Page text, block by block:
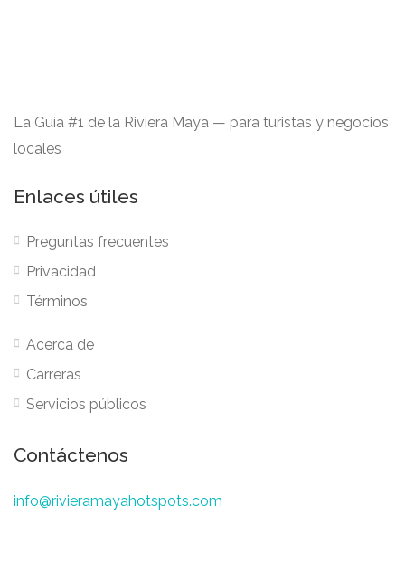
La Guía #1 de la Riviera Maya — para turistas y negocios
locales
Enlaces útiles
Preguntas frecuentes
Privacidad
Términos
Acerca de
Carreras
Servicios públicos
Contáctenos
info@rivieramayahotspots.com